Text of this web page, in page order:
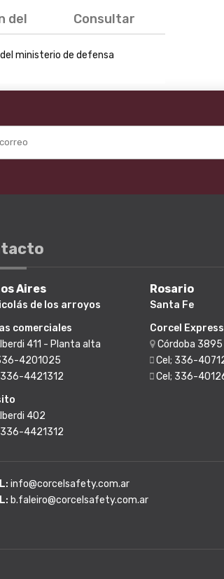
del
Consultar
ministerio de defensa
Aires
de los arroyos
comerciales
411 - Planta alta
4201025
336-4421312
402
336-4421312
Rosario
Santa Fe
Corcel
Córdoba 3895
Cel; 336-
Cel; 336-
info@corcelsafety.com.ar
b.faleiro@corcelsafety.com.ar